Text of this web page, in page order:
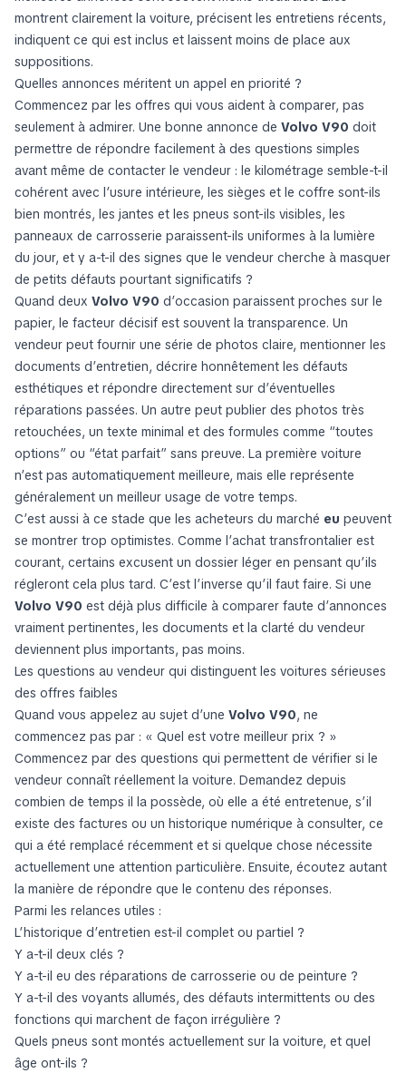
montrent clairement la voiture, précisent les entretiens récents,
indiquent ce qui est inclus et laissent moins de place aux
suppositions.
Quelles annonces méritent un appel en priorité ?
Commencez par les offres qui vous aident à comparer, pas
seulement à admirer. Une bonne annonce de Volvo V90 doit
permettre de répondre facilement à des questions simples
avant même de contacter le vendeur : le kilométrage semble-t-il
cohérent avec l’usure intérieure, les sièges et le coffre sont-ils
bien montrés, les jantes et les pneus sont-ils visibles, les
panneaux de carrosserie paraissent-ils uniformes à la lumière
du jour, et y a-t-il des signes que le vendeur cherche à masquer
de petits défauts pourtant significatifs ?
Quand deux Volvo V90 d’occasion paraissent proches sur le
papier, le facteur décisif est souvent la transparence. Un
vendeur peut fournir une série de photos claire, mentionner les
documents d’entretien, décrire honnêtement les défauts
esthétiques et répondre directement sur d’éventuelles
réparations passées. Un autre peut publier des photos très
retouchées, un texte minimal et des formules comme “toutes
options” ou “état parfait” sans preuve. La première voiture
n’est pas automatiquement meilleure, mais elle représente
généralement un meilleur usage de votre temps.
C’est aussi à ce stade que les acheteurs du marché eu peuvent
se montrer trop optimistes. Comme l’achat transfrontalier est
courant, certains excusent un dossier léger en pensant qu’ils
régleront cela plus tard. C’est l’inverse qu’il faut faire. Si une
Volvo V90 est déjà plus difficile à comparer faute d’annonces
vraiment pertinentes, les documents et la clarté du vendeur
deviennent plus importants, pas moins.
Les questions au vendeur qui distinguent les voitures sérieuses
des offres faibles
Quand vous appelez au sujet d’une Volvo V90, ne
commencez pas par : « Quel est votre meilleur prix ? »
Commencez par des questions qui permettent de vérifier si le
vendeur connaît réellement la voiture. Demandez depuis
combien de temps il la possède, où elle a été entretenue, s’il
existe des factures ou un historique numérique à consulter, ce
qui a été remplacé récemment et si quelque chose nécessite
actuellement une attention particulière. Ensuite, écoutez autant
la manière de répondre que le contenu des réponses.
Parmi les relances utiles :
L’historique d’entretien est-il complet ou partiel ?
Y a-t-il deux clés ?
Y a-t-il eu des réparations de carrosserie ou de peinture ?
Y a-t-il des voyants allumés, des défauts intermittents ou des
fonctions qui marchent de façon irrégulière ?
Quels pneus sont montés actuellement sur la voiture, et quel
âge ont-ils ?